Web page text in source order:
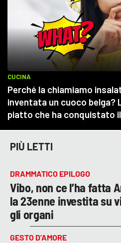
PIÙ LETTI
DRAMMATICO EPILOGO
Vibo, non ce l’ha fatta
la 23enne investita su
gli organi
GESTO D’AMORE